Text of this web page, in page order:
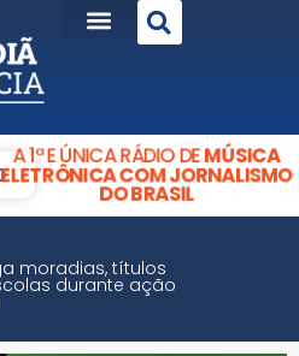
A 1ª E ÚNICA RÁDIO DEMÚSICA
COM JORNALISMO
DO BRASIL
moradias, títulos
durante ação